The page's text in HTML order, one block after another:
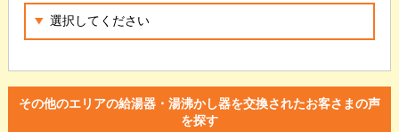
その他のエリアの給湯器・湯沸かし器を交換されたお客さまの声
を探す